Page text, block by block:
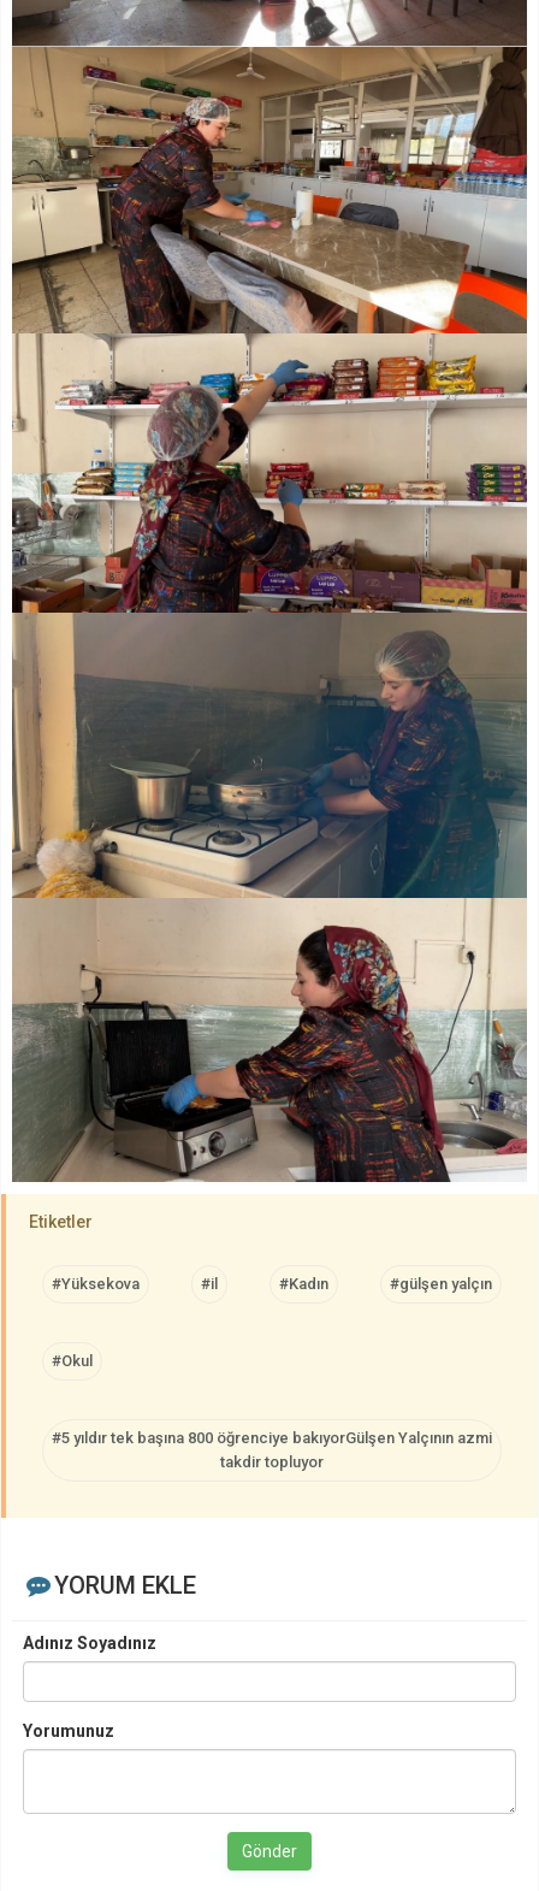
Etiketler
#Yüksekova #il #Kadın #gülşen yalçın
#Okul
#5 yıldır tek başına 800 öğrenciye bakıyorGülşen Yalçının azmi
takdir topluyor
YORUM EKLE
Adınız Soyadınız
Yorumunuz
Gönder